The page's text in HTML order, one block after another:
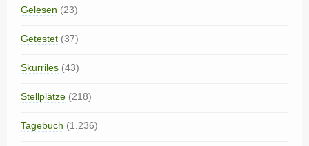
Gelesen (23)
Getestet (37)
Skurriles (43)
Stellplätze (218)
Tagebuch (1.236)